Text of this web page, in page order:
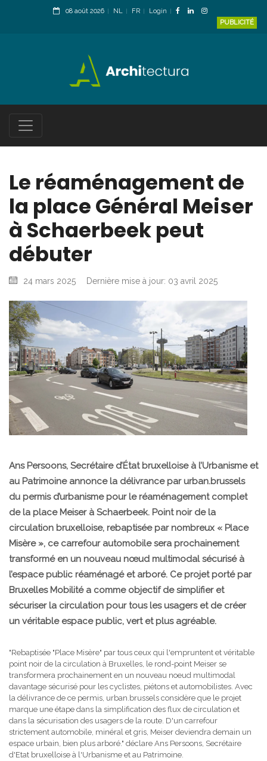
08 août 2026 NL FR
Login
PUBLICITÉ
Le réaménagement de
la place Général Meiser
à Schaerbeek peut
débuter
24 mars 2025 Dernière mise à jour: 03 avril 2025
Ans Persoons, Secrétaire d’État bruxelloise à l’Urbanisme et
au Patrimoine annonce la délivrance par urban.brussels
du permis d’urbanisme pour le réaménagement complet
de la place Meiser à Schaerbeek. Point noir de la
circulation bruxelloise, rebaptisée par nombreux « Place
Misère », ce carrefour automobile sera prochainement
transformé en un nouveau nœud multimodal sécurisé à
l’espace public réaménagé et arboré. Ce projet porté par
Bruxelles Mobilité a comme objectif de simplifier et
sécuriser la circulation pour tous les usagers et de créer
un véritable espace public, vert et plus agréable.
"Rebaptisée "Place Misère" par tous ceux qui l'empruntent et véritable
point noir de la circulation à Bruxelles, le rond-point Meiser se
transformera prochainement en un nouveau noeud multimodal
davantage sécurisé pour les cyclistes, piétons et automobilistes. Avec
la délivrance de ce permis, urban.brussels considère que le projet
marque une étape dans la simplification des flux de circulation et
dans la sécurisation des usagers de la route. D'un carrefour
strictement automobile, minéral et gris, Meiser deviendra demain un
espace urbain, bien plus arboré." déclare Ans Persoons, Secrétaire
d'Etat bruxelloise à l'Urbanisme et au Patrimoine.